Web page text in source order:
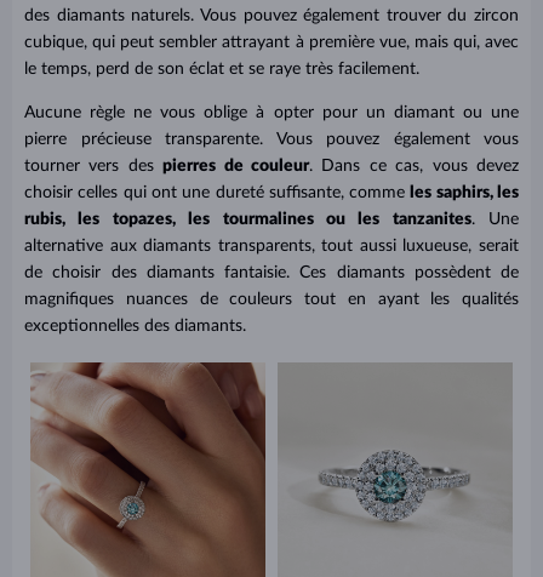
des diamants naturels. Vous pouvez également trouver du zircon
cubique, qui peut sembler attrayant à première vue, mais qui, avec
le temps, perd de son éclat et se raye très facilement.
Aucune règle ne vous oblige à opter pour un diamant ou une
pierre précieuse transparente. Vous pouvez également vous
tourner vers despierres de couleur. Dans ce cas, vous devez
choisir celles qui ont une dureté suffisante, comme les saphirs, les
rubis, les topazes, les tourmalines ou les tanzanites. Une
alternative aux diamants transparents, tout aussi luxueuse, serait
de choisir des diamants fantaisie. Ces diamants possèdent de
magnifiques nuances de couleurs tout en ayant les qualités
exceptionnelles des diamants.